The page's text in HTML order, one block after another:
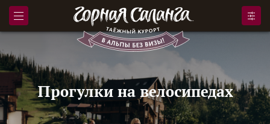
Прогулки на велосипедах